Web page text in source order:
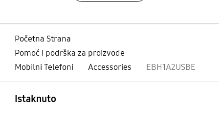
Početna Strana
Pomoć i podrška za proizvode
Mobilni Telefoni
Accessories EBH1A2USBE
Istaknuto